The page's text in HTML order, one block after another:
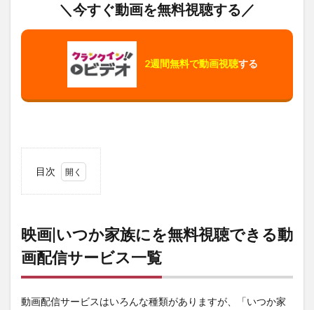
＼今すぐ動画を無料視聴する／
2週間無料で動画視聴する
目次
いつ
か家
族に
を無
料視
きる
映画|いつか家族にを無料視聴できる動
画配信サービス一覧
動画配信サービスはいろんな種類がありますが、「いつか家